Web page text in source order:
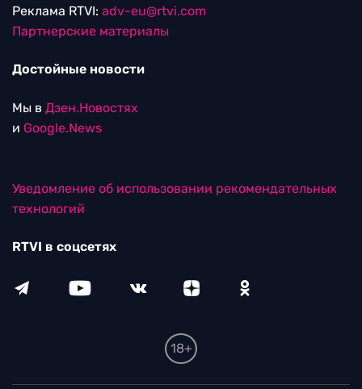
Реклама RTVI: adv-eu@rtvi.com
Партнерские материалы
Достойные новости
Мы в Дзен.Новостях
и Google.News
Уведомление об использовании рекомендательных
технологий
RTVI в соцсетях
18+